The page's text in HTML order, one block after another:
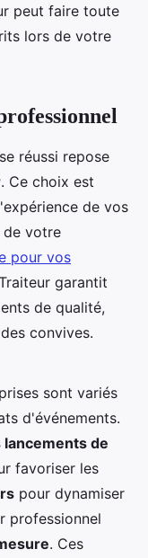
peut faire toute
lors de votre
réussi repose
. Ce choix est
de vos
de votre
pour vos
garantit
de qualité,
convives.
sont variés
d'événements.
de
favoriser les
pour dynamiser
professionnel
. Ces